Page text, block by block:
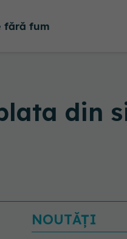
fără fum
din
NOUTĂȚI